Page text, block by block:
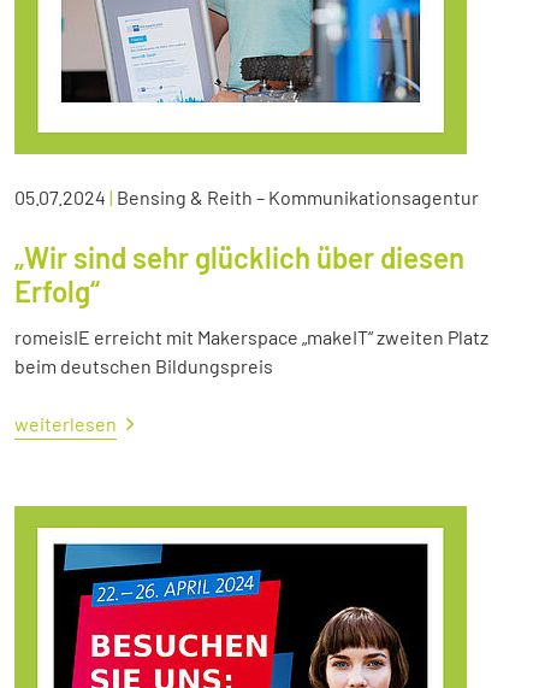
05.07.2024 | Bensing & Reith – Kommunikationsagentur
„Wir sind sehr glücklich über diesen
Erfolg“
romeisIE erreicht mit Makerspace „makeIT“ zweiten Platz
beim deutschen Bildungspreis
weiterlesen